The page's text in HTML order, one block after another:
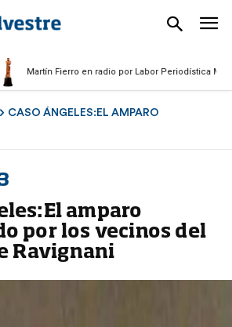
Martín Fierro en radio por Labor Periodística Masculina
CASO ÁNGELES:EL AMPARO
amparo
por los vecinos del
Ravignani